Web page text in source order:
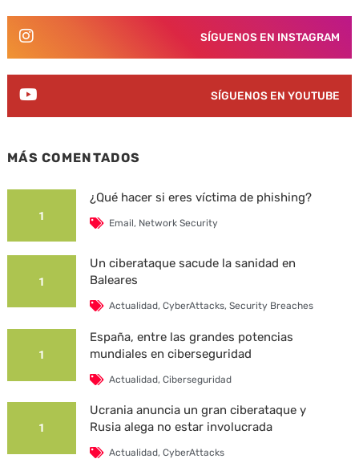
SÍGUENOS EN INSTAGRAM
SÍGUENOS EN YOUTUBE
MÁS COMENTADOS
1
¿Qué hacer si eres víctima de phishing?
Email, Network Security
1
Un ciberataque sacude la sanidad en
Baleares
Actualidad,CyberAttacks,Security Breaches
1
España, entre las grandes potencias
mundiales en ciberseguridad
Actualidad,Ciberseguridad
1
Ucrania anuncia un gran ciberataque y
Rusia alega no estar involucrada
Actualidad,CyberAttacks